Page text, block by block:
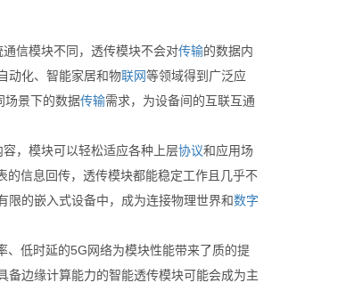
信模块不同，透传模块不会对传输的数据内
动化、智能家居和物联网等领域得到广泛应
场景下的数据传输需求，为设备间的互联互通
，模块可以轻松适应各种上层协议和应用场
的信息回传，透传模块都能稳定工作且几乎不
限的嵌入式设备中，成为连接物理世界和数字
低时延的5G网络为模块性能带来了质的提
备边缘计算能力的智能透传模块可能会成为主